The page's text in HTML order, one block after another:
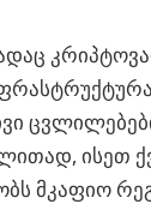
ისეთ
მკაფიო